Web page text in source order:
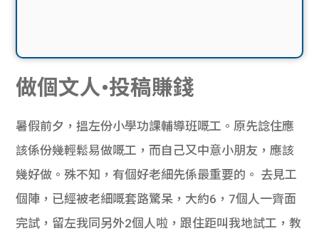
做個文人•投稿賺錢
暑假前夕，搵左份小學功課輔導班嘅工。原先諗住應
該係份幾輕鬆易做嘅工，而自己又中意小朋友，應該
幾好做。殊不知，有個好老細先係最重要的。 去見工
個陣，已經被老細嘅套路驚呆，大約6，7個人一齊面
完試，留左我同另外2個人啦，跟住距叫我地試工，教